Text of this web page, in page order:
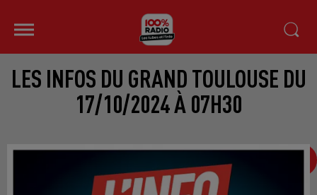
LES INFOS DU GRAND TOULOUSE DU
17/10/2024 À 07H30